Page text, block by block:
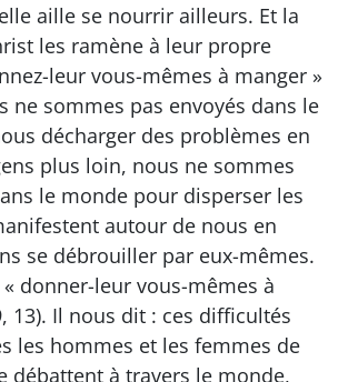
aille se nourrir ailleurs. Et la
les ramène à leur propre
leur vous-mêmes à manger »
ne sommes pas envoyés dans le
décharger des problèmes en
plus loin, nous ne sommes
le monde pour disperser les
autour de nous en
se débrouiller par eux-mêmes.
donner-leur vous-mêmes à
13). Il nous dit : ces difficultés
les hommes et les femmes de
débattent à travers le monde,